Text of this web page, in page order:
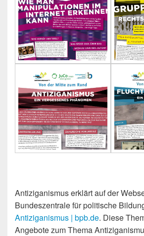
Antiziganismus erklärt auf der
Bundeszentrale für politische
Antiziganismus | bpb.de. Diese
Angebote zum Thema